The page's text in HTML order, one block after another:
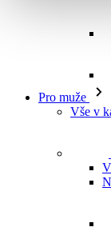
Pro muže
Vše v